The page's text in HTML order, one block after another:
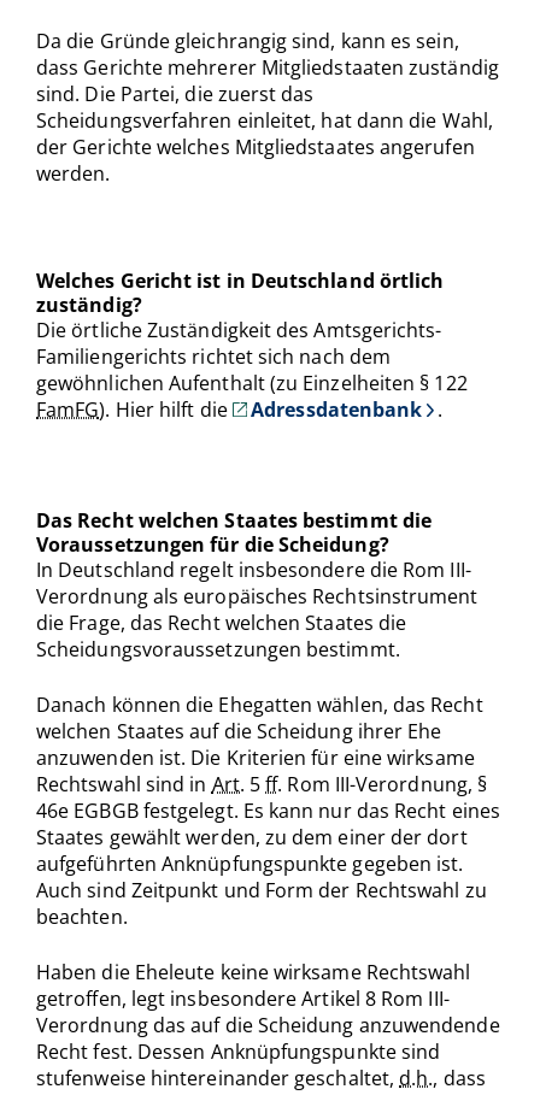
Da die Gründe gleichrangig sind, kann es sein,
dass Gerichte mehrerer Mitgliedstaaten zuständig
sind. Die Partei, die zuerst das
Scheidungsverfahren einleitet, hat dann die Wahl,
der Gerichte welches Mitgliedstaates angerufen
werden.
Welches Gericht ist in Deutschland örtlich
zuständig?
Die örtliche Zuständigkeit des Amtsgerichts-
Familiengerichts richtet sich nach dem
gewöhnlichen Aufenthalt (zu Einzelheiten § 122
FamFG). Hier hilft die Adressdatenbank .
Das Recht welchen Staates bestimmt die
Voraussetzungen für die Scheidung?
In Deutschland regelt insbesondere die Rom III-
Verordnung als europäisches Rechtsinstrument
die Frage, das Recht welchen Staates die
Scheidungsvoraussetzungen bestimmt.
Danach können die Ehegatten wählen, das Recht
welchen Staates auf die Scheidung ihrer Ehe
anzuwenden ist. Die Kriterien für eine wirksame
Rechtswahl sind inArt. 5ff. Rom III-Verordnung, §
46e EGBGB festgelegt. Es kann nur das Recht eines
Staates gewählt werden, zu dem einer der dort
aufgeführten Anknüpfungspunkte gegeben ist.
Auch sind Zeitpunkt und Form der Rechtswahl zu
beachten.
Haben die Eheleute keine wirksame Rechtswahl
getroffen, legt insbesondere Artikel 8 Rom III-
Verordnung das auf die Scheidung anzuwendende
Recht fest. Dessen Anknüpfungspunkte sind
stufenweise hintereinander geschaltet,d.h., dass